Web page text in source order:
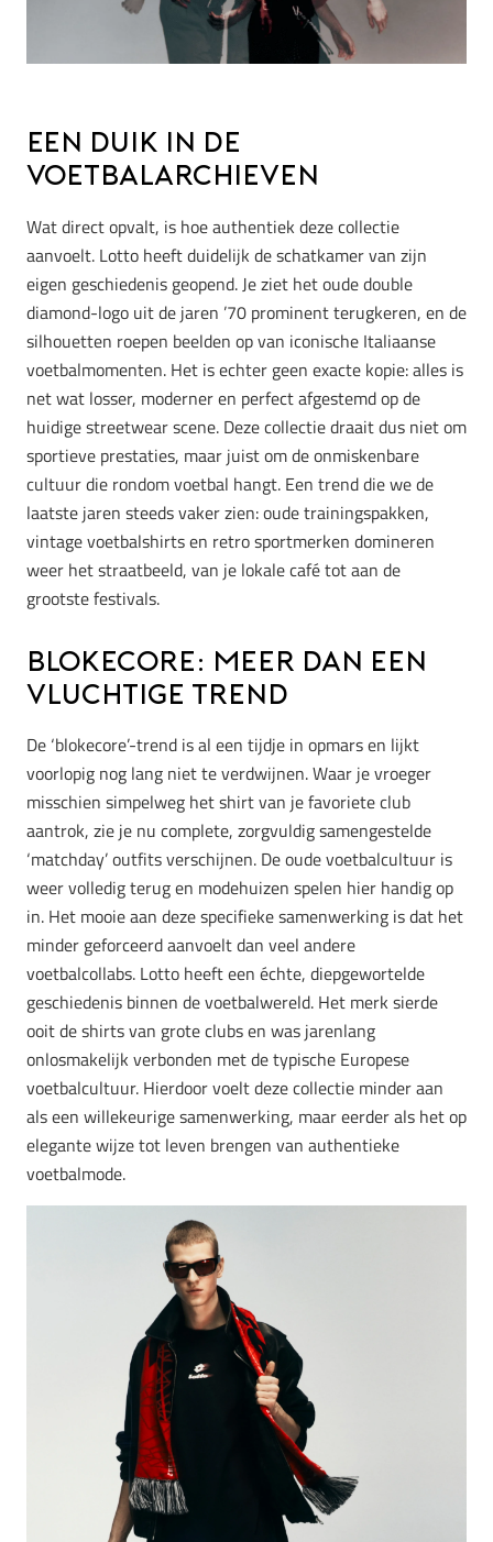
Een duik in de
voetbalarchieven
Wat direct opvalt, is hoe authentiek deze collectie
aanvoelt. Lotto heeft duidelijk de schatkamer van zijn
eigen geschiedenis geopend. Je ziet het oude double
diamond-logo uit de jaren ’70 prominent terugkeren, en de
silhouetten roepen beelden op van iconische Italiaanse
voetbalmomenten. Het is echter geen exacte kopie: alles is
net wat losser, moderner en perfect afgestemd op de
huidige streetwear scene. Deze collectie draait dus niet om
sportieve prestaties, maar juist om de onmiskenbare
cultuur die rondom voetbal hangt. Een trend die we de
laatste jaren steeds vaker zien: oude trainingspakken,
vintage voetbalshirts en retro sportmerken domineren
weer het straatbeeld, van je lokale café tot aan de
grootste festivals.
Blokecore: Meer dan een
vluchtige trend
De ‘blokecore’-trend is al een tijdje in opmars en lijkt
voorlopig nog lang niet te verdwijnen. Waar je vroeger
misschien simpelweg het shirt van je favoriete club
aantrok, zie je nu complete, zorgvuldig samengestelde
‘matchday’ outfits verschijnen. De oude voetbalcultuur is
weer volledig terug en modehuizen spelen hier handig op
in. Het mooie aan deze specifieke samenwerking is dat het
minder geforceerd aanvoelt dan veel andere
voetbalcollabs. Lotto heeft een échte, diepgewortelde
geschiedenis binnen de voetbalwereld. Het merk sierde
ooit de shirts van grote clubs en was jarenlang
onlosmakelijk verbonden met de typische Europese
voetbalcultuur. Hierdoor voelt deze collectie minder aan
als een willekeurige samenwerking, maar eerder als het op
elegante wijze tot leven brengen van authentieke
voetbalmode.